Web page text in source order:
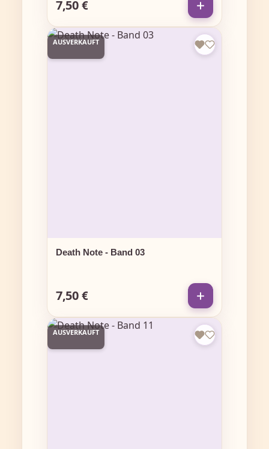
Regulärer Preis:
7,50 €
AUSVERKAUFT
Death Note - Band 03
Regulärer Preis:
7,50 €
AUSVERKAUFT